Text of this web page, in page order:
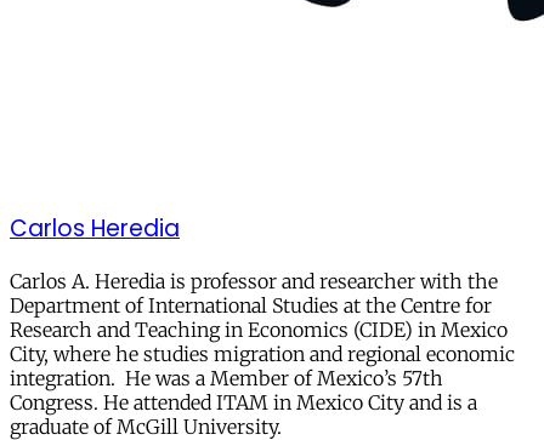
Carlos Heredia
Carlos A. Heredia is professor and researcher with the
Department of International Studies at the Centre for
Research and Teaching in Economics (CIDE) in Mexico
City, where he studies migration and regional economic
integration. He was a Member of Mexico’s 57th
Congress. He attended ITAM in Mexico City and is a
graduate of McGill University.